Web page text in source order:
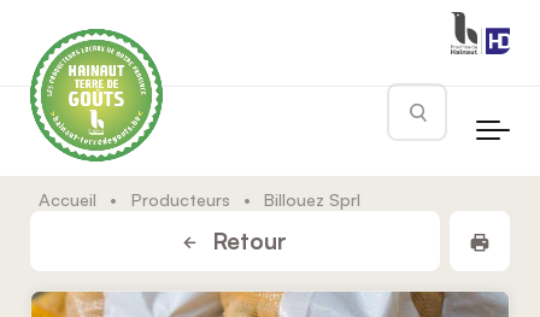
Rechercher
Accueil • Producteurs • Billouez Sprl
Retour